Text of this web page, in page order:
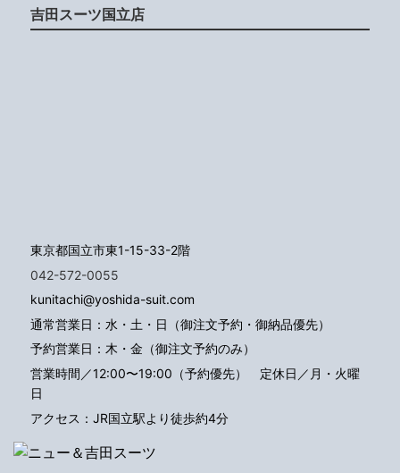
吉田スーツ国立店
東京都国立市東1-15-33-2階
042-572-0055
kunitachi@yoshida-suit.com
通常営業日：水・土・日（御注文予約・御納品優先）
予約営業日：木・金（御注文予約のみ）
営業時間／12:00〜19:00（予約優先） 定休日／月・火曜
日
アクセス：JR国立駅より徒歩約4分